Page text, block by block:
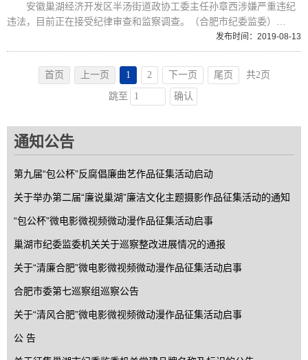
安徽巢湖经济开发区半汤街道政协工委主任孙章西涉嫌严重违纪
违法，目前正在接受纪律审查和监察调查。（合肥市纪委监委）…
发布时间：2019-08-13
首页 上一页 1 2 下一页 尾页 共2页
跳至 确认
通知公告
第九届“包公杯”反腐倡廉曲艺作品征集活动启动
关于举办第二届“廉说巢湖”廉洁文化主题摄影作品征集活动的通知
“包公杯”微电影微视频微动漫作品征集活动启事
巢湖市纪委监委机关关于巡察整改进展情况的通报
关于“清廉合肥”微电影微视频微动漫作品征集活动启事
合肥市委第七巡察组巡察公告
关于“清风合肥”微电影微视频微动漫作品征集活动启事
公 告